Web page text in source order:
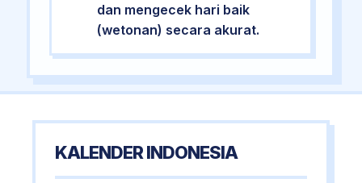
dan mengecek hari baik
(wetonan) secara akurat.
KALENDER INDONESIA